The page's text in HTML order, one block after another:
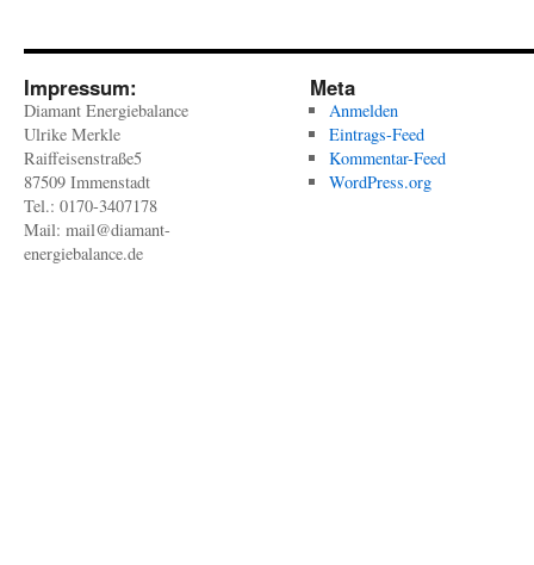
Impressum:
Diamant Energiebalance
Ulrike Merkle
Raiffeisenstraße5
87509 Immenstadt
Tel.: 0170-3407178
Mail: mail@diamant-
energiebalance.de
Meta
Anmelden
Eintrags-Feed
Kommentar-Feed
WordPress.org